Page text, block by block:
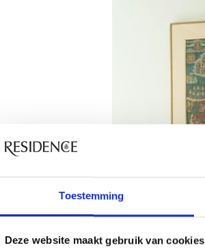
Toestemming
Deze website maakt gebruik van cookies